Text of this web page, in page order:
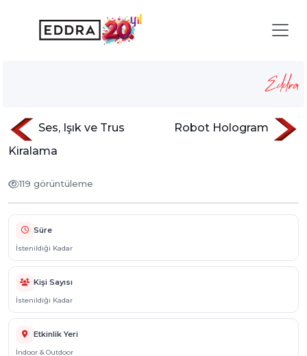
Donald Duck Parkuru
Ses, Işık ve Trus
Kiralama
Robot Hologram
119 görüntüleme
Süre
İstenildiği Kadar
Kişi Sayısı
İstenildiği Kadar
Etkinlik Yeri
İndoor & Outdoor